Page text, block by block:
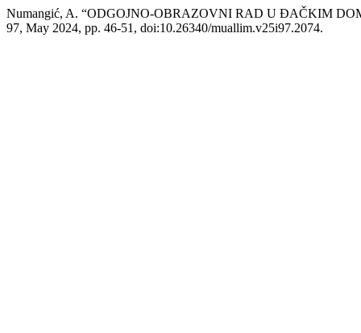
Numangić, A. “ODGOJNO-OBRAZOVNI RAD U ĐAČKIM
97, May 2024, pp. 46-51, doi:10.26340/muallim.v25i97.2074.